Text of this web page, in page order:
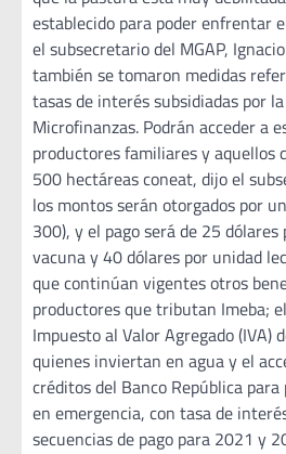
establecido para poder enfrentar
el subsecretario del MGAP,
también se tomaron medidas
tasas de interés subsidiadas por
Microfinanzas. Podrán acceder a
productores familiares y aquellos
500 hectáreas coneat, dijo el
los montos serán otorgados por
300), y el pago será de 25 dólares
vacuna y 40 dólares por unidad
que continúan vigentes otros
productores que tributan Imeba;
Impuesto al Valor Agregado (IVA)
quienes inviertan en agua y el
créditos del Banco República
en emergencia, con tasa de
secuencias de pago para 2021 y